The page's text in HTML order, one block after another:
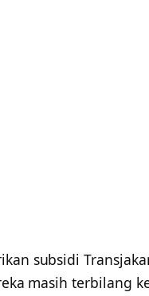
subsidi
masih terbilang